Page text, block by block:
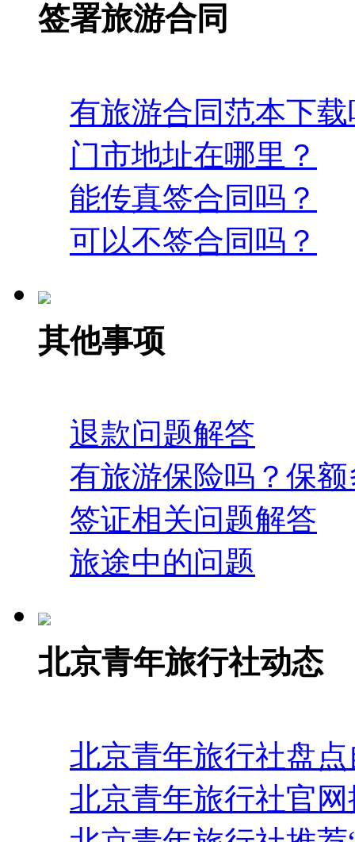
签署旅游合同
有旅游合同范本下
门市地址在哪里？
能传真签合同吗？
可以不签合同吗？
其他事项
退款问题解答
有旅游保险吗？保
签证相关问题解答
旅途中的问题
北京青年旅行社动态
北京青年旅行社盘
北京青年旅行社官